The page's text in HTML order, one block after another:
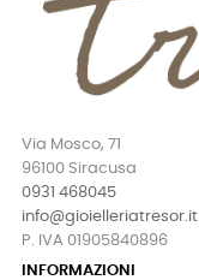
Via Mosco, 71
96100 Siracusa
0931 468045
info@gioielleriatresor.it
P. IVA 01905840896
INFORMAZIONI